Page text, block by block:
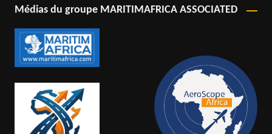
Médias du groupe MARITIMAFRICA ASSOCIATED